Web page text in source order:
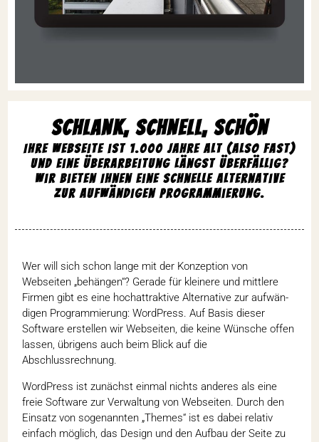
Schlank, schnell, schön
Ihre Webseite ist 1.000 Jahre alt (also fast)
und eine Über­ar­bei­tung längst über­fällig?
Wir bieten Ihnen eine schnelle Alter­na­tive
zur aufwän­digen Programmierung.
Wer will sich schon lange mit der Konzep­tion von
Webseiten „behängen“? Gerade für kleinere und mittlere
Firmen gibt es eine hoch­at­trak­tive Alter­na­tive zur aufwän­
digen Program­mie­rung: Word­Press. Auf Basis dieser
Software erstellen wir Webseiten, die keine Wünsche offen
lassen, übrigens auch beim Blick auf die
Abschlussrechnung.
Word­Press ist zunächst einmal nichts anderes als eine
freie Software zur Verwal­tung von Webseiten. Durch den
Einsatz von soge­nannten „Themes“ ist es dabei relativ
einfach möglich, das Design und den Aufbau der Seite zu